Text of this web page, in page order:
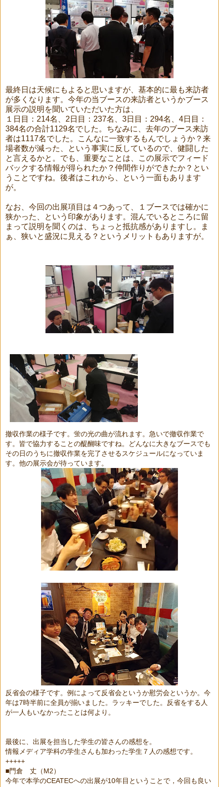
最終日は天候にもよると思いますが、基本的に最も来訪者
が多くなります。今年の当ブースの来訪者というかブース
展示の説明を聞いていただいた方は、
１日目： 214名、 2 日目： 237名、 3日目： 294名、 4日目：
384名の合計1129名でした。ちなみに、去年のブース来訪
者は1117名でした。こんなに一致するもんでしょうか？来
場者数が減った、という事実に反しているので、健闘した
と言えるかと。でも、重要なことは、この展示でフィード
バックする情報が得られたか？仲間作りができたか？とい
うことですね。後者はこれから、という一面もあります
が。
なお、今回の出展項目は４つあって、１ブースでは確かに
狭かった、という印象があります。混んでいるところに留
まって説明を聞くのは、ちょっと抵抗感がありますし。ま
ぁ、狭いと盛況に見える？というメリットもありますが。
撤収作業の様子です。蛍の光の曲が流れます。急いで撤収作業で
す。皆で協力することの醍醐味ですね。どんなに大きなブースでも
その日のうちに撤収作業を完了させるスケジュールになっていま
す。他の展示会が待っています。
反省会の様子です。例によって反省会というか慰労会というか。今
年は7時半前に全員が揃いました。ラッキーでした。反省をする人
が一人もいなかったことは何より。
最後に、出展を担当した学生の皆さんの感想を。
情報メディア学科の学生さんも加わった学生７人の感想です。
+++++
■門倉 丈（M2）
今年で本学のCEATECへの出展が10年目ということで，今回も良い